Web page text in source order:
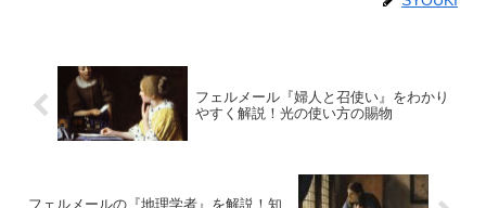
フェルメール『婦人と召使い』をわかり
やすく解説！光の使い方の賜物
フェルメールの『地理学者』を解説！知